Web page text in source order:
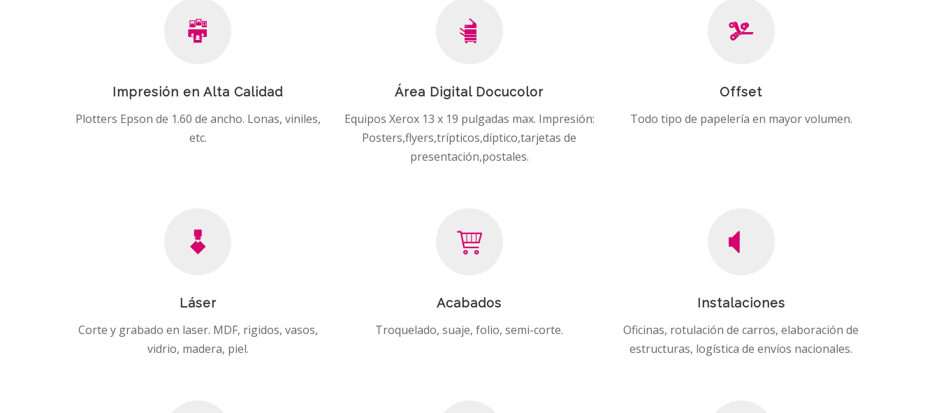
Impresión en Alta Calidad
Plotters Epson de 1.60 de ancho. Lonas, viniles,
etc.
Área Digital Docucolor
Equipos Xerox 13 x 19 pulgadas max. Impresión:
Posters,flyers,trípticos,díptico,tarjetas de
presentación,postales.
Offset
Todo tipo de papelería en mayor volumen.
Láser
Corte y grabado en laser. MDF, rigidos, vasos,
vidrio, madera, piel.
Acabados
Troquelado, suaje, folio, semi-corte.
Instalaciones
Oficinas, rotulación de carros, elaboración de
estructuras, logística de envíos nacionales.